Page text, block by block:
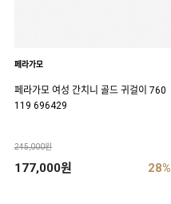
페라가모
페라가모 여성 간치니 골드 귀걸이 760
119 696429
245,000원
177,000원 28%